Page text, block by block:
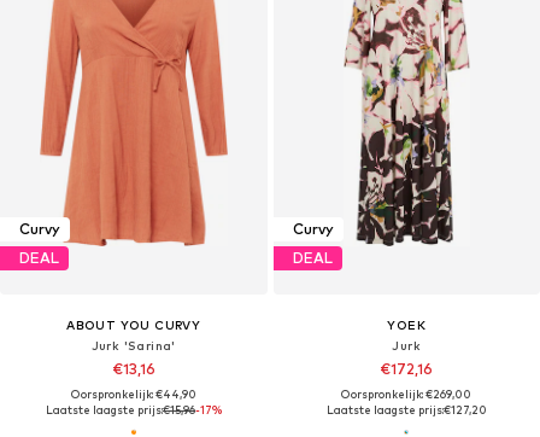
Curvy
DEAL
ABOUT YOU CURVY
Jurk 'Sarina'
€13,16
Oorspronkelijk: €44,90
Laatste laagste prijs:€15,96-17%
Curvy
DEAL
YOEK
Jurk
€172,16
Oorspronkelijk: €269,00
Laatste laagste prijs:€127,20